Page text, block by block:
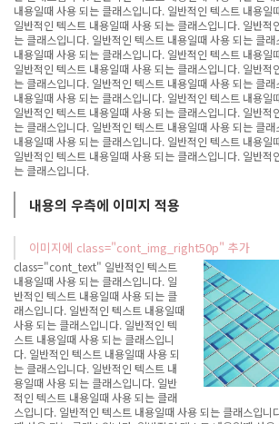
내용일때 사용 되는 클래스입니다. 일반적인 텍스트 내용일
일반적인 텍스트 내용일때 사용 되는 클래스입니다. 일반적
는 클래스입니다. 일반적인 텍스트 내용일때 사용 되는 클
내용일때 사용 되는 클래스입니다. 일반적인 텍스트 내용일
일반적인 텍스트 내용일때 사용 되는 클래스입니다. 일반적
는 클래스입니다. 일반적인 텍스트 내용일때 사용 되는 클
내용일때 사용 되는 클래스입니다. 일반적인 텍스트 내용일
일반적인 텍스트 내용일때 사용 되는 클래스입니다. 일반적
는 클래스입니다. 일반적인 텍스트 내용일때 사용 되는 클
내용일때 사용 되는 클래스입니다. 일반적인 텍스트 내용일
일반적인 텍스트 내용일때 사용 되는 클래스입니다. 일반적
는 클래스입니다.
내용의 우측에 이미지 적용
이미지에 class="cont_img_right50p" 추가
class="cont_text" 일반적인 텍스트
내용일때 사용 되는 클래스입니다. 일
반적인 텍스트 내용일때 사용 되는 클
래스입니다. 일반적인 텍스트 내용일때
사용 되는 클래스입니다. 일반적인 텍
스트 내용일때 사용 되는 클래스입니
다. 일반적인 텍스트 내용일때 사용 되
는 클래스입니다. 일반적인 텍스트 내
용일때 사용 되는 클래스입니다. 일반
적인 텍스트 내용일때 사용 되는 클래
스입니다. 일반적인 텍스트 내용일때 사용 되는 클래스입니